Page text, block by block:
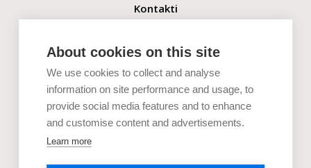
About cookies on this site
We use cookies to collect and analyse
information on site performance and usage, to
provide social media features and to enhance
and customise content and advertisements.
Learn more
Kontakti
+371 2880 0880
Uzņēmumiem
Investoriem
Uzzini vairāk